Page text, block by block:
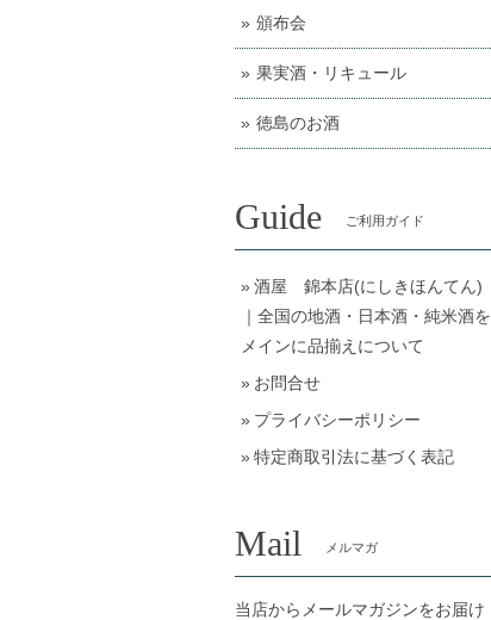
頒布会
果実酒・リキュール
徳島のお酒
Guide ご利用ガイド
酒屋 錦本店(にしきほんてん)
｜全国の地酒・日本酒・純米酒を
メインに品揃えについて
お問合せ
プライバシーポリシー
特定商取引法に基づく表記
Mail メルマガ
当店からメールマガジンをお届け